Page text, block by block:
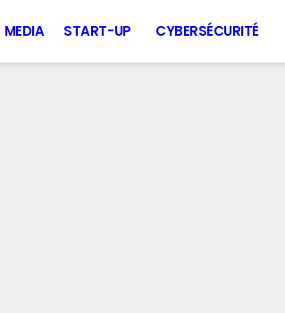
MEDIA START-UP CYBERSÉCURITÉ